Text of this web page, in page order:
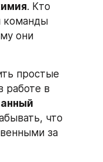
. Кто
команды
они
простые
работе в
что
за